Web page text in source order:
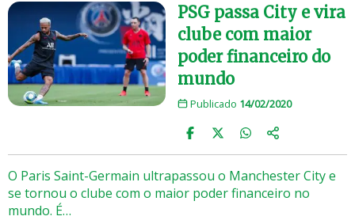
PSG passa City e vira
clube com maior
poder financeiro do
mundo
Publicado 14/02/2020
O Paris Saint-Germain ultrapassou o Manchester City e
se tornou o clube com o maior poder financeiro no
mundo. É…